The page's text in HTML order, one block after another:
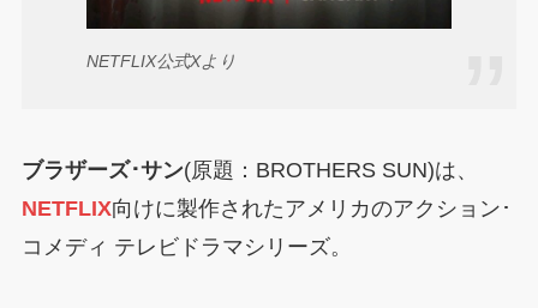
NETFLIX公式Xより
ブラザーズ･サン(原題：BROTHERS SUN)は、
NETFLIX向けに製作されたアメリカのアクション･
コメディ テレビドラマシリーズ。